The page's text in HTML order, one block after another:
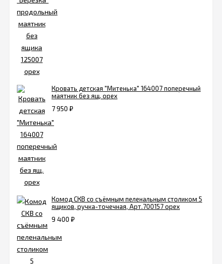
Кровать детская "Митенька" 164007 поперечный
маятник без ящ. орех
7 950 ₽
Комод СКВ со съёмным пеленальным столиком 5
ящиков, ручка-точечная, Арт.700157 орех
9 400 ₽